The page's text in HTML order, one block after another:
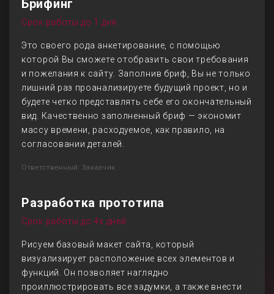
Брифинг
Срок работы до 1 дня
Это своего рода анкетирование, с помощью
которой Вы сможете отобразить свои требования
и пожелания к сайту. Заполнив бриф, Вы не только
лишний раз проанализируете будущий проект, но и
будете четко представлять себе его окончательный
вид. Качественно заполненный бриф — экономит
массу времени, расходуемое, как правило, на
согласовании деталей.
Ответственный: Заказчик
Разработка прототипа
Срок работы до 4х дней
Рисуем базовый макет сайта, который
визуализирует расположение всех элементов и
функций. Он позволяет наглядно
проиллюстрировать все задумки, а также внести